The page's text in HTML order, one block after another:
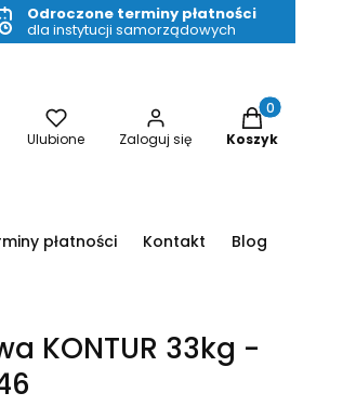
Odroczone terminy płatności
dla instytucji samorządowych
Ulubione Zaloguj się
Produkty w
Koszyk
płatności Kontakt Blog
KONTUR 33kg -